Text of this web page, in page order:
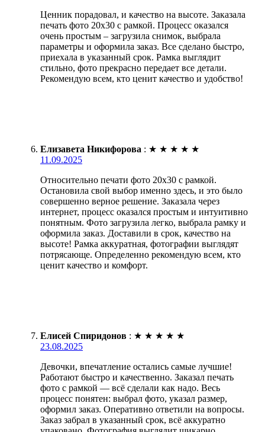
Ценник порадовал, и качество на высоте. Заказала
печать фото 20х30 с рамкой. Процесс оказался
очень простым – загрузила снимок, выбрала
параметры и оформила заказ. Все сделано быстро,
приехала в указанный срок. Рамка выглядит
стильно, фото прекрасно передает все детали.
Рекомендую всем, кто ценит качество и удобство!
Елизавета Никифорова : ★ ★ ★ ★ ★
11.09.2025
Относительно печати фото 20х30 с рамкой.
Остановила свой выбор именно здесь, и это было
совершенно верное решение. Заказала через
интернет, процесс оказался простым и интуитивно
понятным. Фото загрузила легко, выбрала рамку и
оформила заказ. Доставили в срок, качество на
высоте! Рамка аккуратная, фотографии выглядят
потрясающе. Определенно рекомендую всем, кто
ценит качество и комфорт.
Елисей Спиридонов : ★ ★ ★ ★ ★
23.08.2025
Девочки, впечатление остались самые лучшие!
Работают быстро и качественно. Заказал печать
фото с рамкой — всё сделали как надо. Весь
процесс понятен: выбрал фото, указал размер,
оформил заказ. Оперативно ответили на вопросы.
Заказ забрал в указанный срок, всё аккуратно